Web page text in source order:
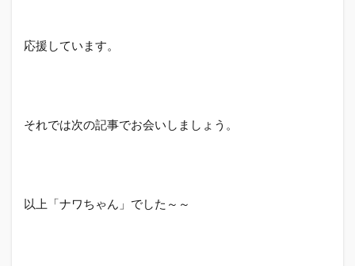
応援しています。
それでは次の記事でお会いしましょう。
以上「ナワちゃん」でした～～